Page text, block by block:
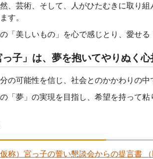
、芸術、そして、人がひたむきに取り
す。
「美しいもの」を心で感じとり、愛せる
子」は、夢を抱いてやりぬく心
の可能性を信じ、社会とのかかわりの
「夢」の実現を目指し、希望を持って
仮称）宮っ子の誓い懇談会からの提言書